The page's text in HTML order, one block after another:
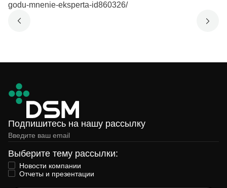
godu-mnenie-eksperta-id860326/
Подпишитесь на нашу рассылку
Выберите тему рассылки:
Новости компании
Отчеты и презентации